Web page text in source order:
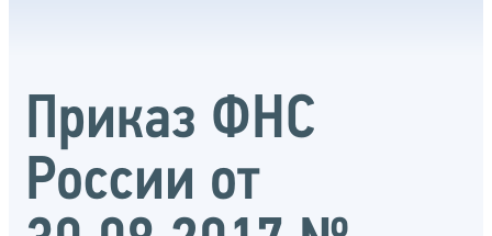
Приказ ФНС
России от